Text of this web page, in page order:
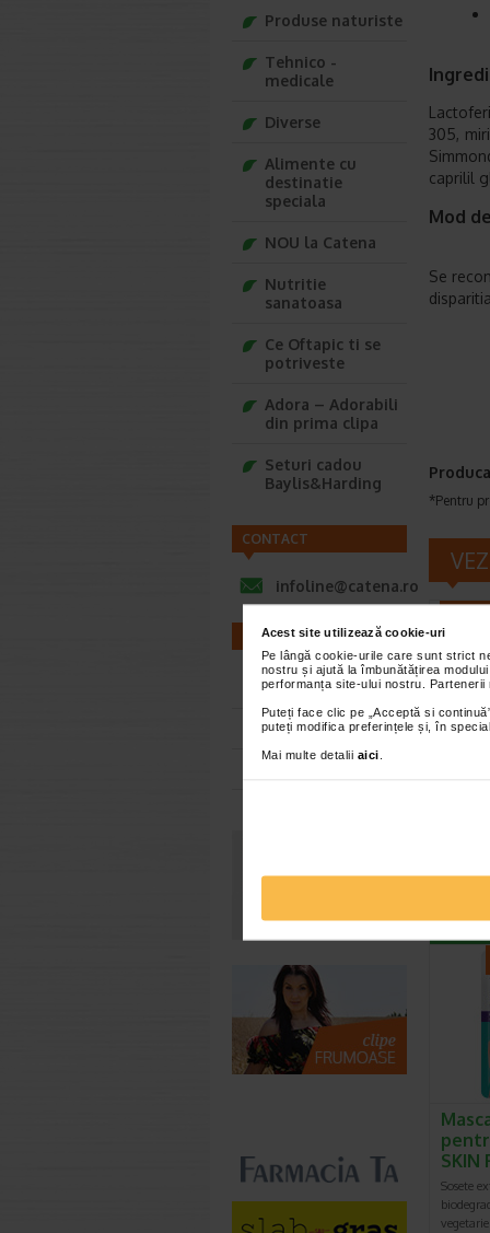
Acest site utilizează cookie-uri
Pe lângă cookie-urile care sunt strict
nostru și ajută la îmbunătățirea
performanța site-ului nostru.
Puteți face clic pe „Acceptă si
puteți modifica preferințele și, în
Mai multe detalii aici
305,
caprilil
Mod
Se
*Pentru
-35%
SKIN
Sosete
Produse naturiste
Tehnico -
medicale
Diverse
Alimente cu
destinatie
speciala
NOU la Catena
Nutritie
sanatoasa
Ce Oftapic ti se
potriveste
Adora – Adorabili
din prima clipa
Seturi cadou
Baylis&Harding
CONTACT
infoline@catena.ro
FARMACII
Farmacii NON-STOP
Farmacii FIV